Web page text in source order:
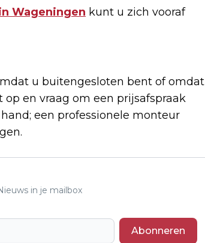
Wageningen kunt u zich vooraf
u buitengesloten bent of omdat
en vraag om een prijsafspraak
een professionele monteur
in je mailbox
Abonneren